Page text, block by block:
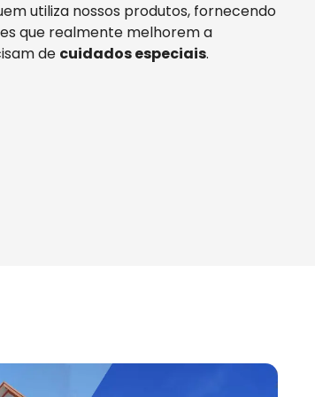
utiliza nossos produtos, fornecendo
que realmente melhorem a
de cuidados especiais.